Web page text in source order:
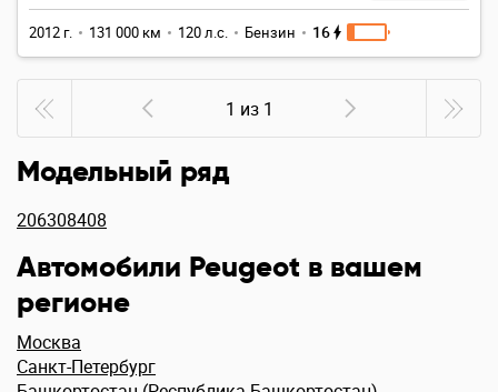
2012 г. 131 000 км 120 л.с. Бензин 16
1 из 1
Модельный ряд
206308408
Автомобили Peugeot в вашем
регионе
Москва
Санкт-Петербург